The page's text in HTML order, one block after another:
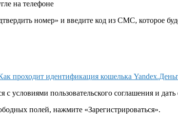
на телефоне
номер» и введите код из СМС, которое
проходит идентификация кошелька
с условиями пользовательского соглашения и
полей, нажмите «Зарегистрироваться».